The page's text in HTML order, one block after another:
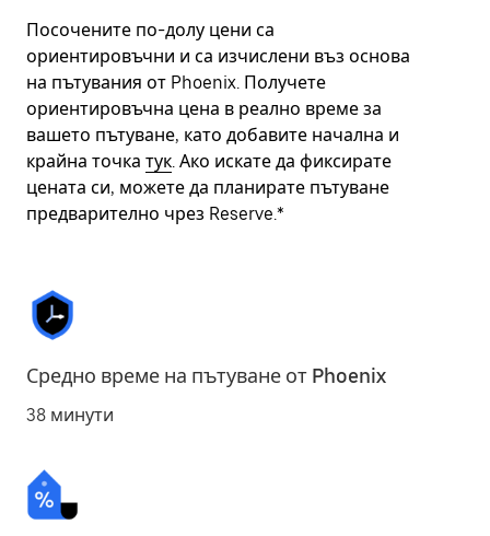
Посочените по-долу цени са
ориентировъчни и са изчислени въз основа
на пътувания от Phoenix. Получете
ориентировъчна цена в реално време за
вашето пътуване, като добавите начална и
крайна точка тук . Ако искате да фиксирате
цената си, можете да планирате пътуване
предварително чрез Reserve.*
Средно време на пътуване от Phoenix
38 минути